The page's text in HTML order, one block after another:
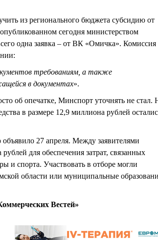
из регионального бюджета субсидию от
сегодня министерством
одна заявка – от ВК «Омичка». Комиссия
требованиям, а также
в документах».
об опечатке, Минспорт уточнять не стал.
в размере 12,9 миллиона рублей
27 апреля. Между заявителями
для обеспечения затрат, связанных
и спорта. Участвовать в отборе могли
области или муниципальные
Вестей»